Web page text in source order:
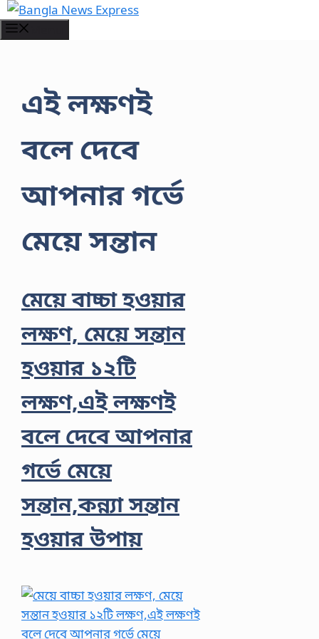
Skip
to
এই লক্ষণই
বলে দেবে
আপনার গর্ভে
মেয়ে সন্তান
মেয়ে বাচ্চা হওয়ার
লক্ষণ, মেয়ে সন্তান
হওয়ার ১২টি
লক্ষণ,এই লক্ষণই
বলে দেবে আপনার
গর্ভে মেয়ে
সন্তান,কন্ন্যা সন্তান
হওয়ার উপায়